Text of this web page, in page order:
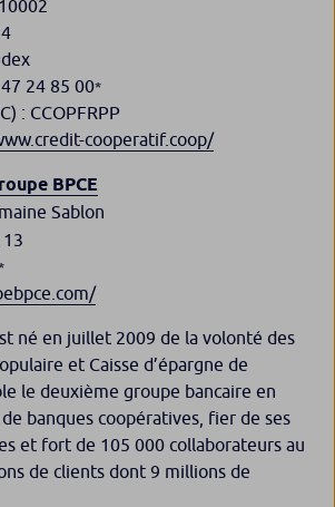
24 85 00*
: CCOPFRPP
cooperatif.coop/
BPCE
Sablon
né en juillet 2009 de la volonté des
et Caisse d’épargne de
le deuxième groupe bancaire en
banques coopératives, fier de ses
et fort de 105 000 collaborateurs au
de clients dont 9 millions de